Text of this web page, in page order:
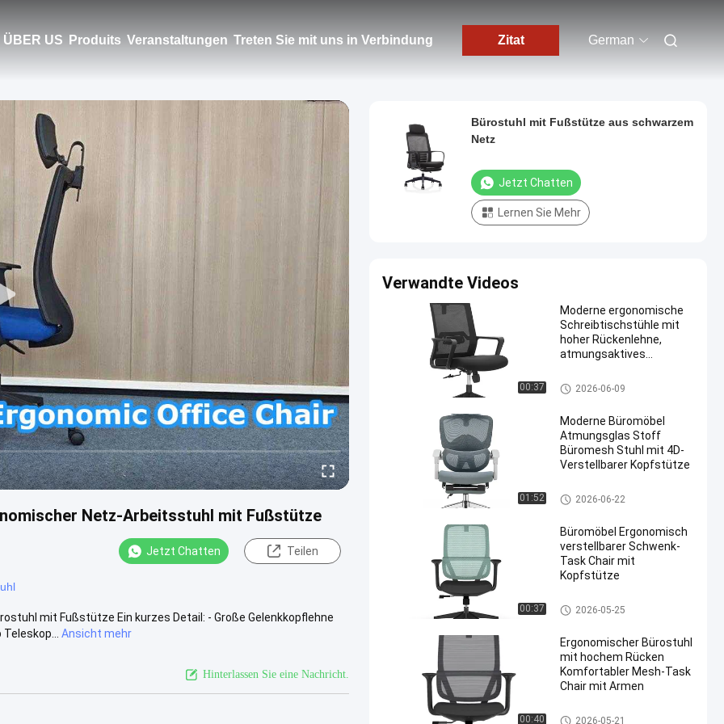
ÜBER US Produits Veranstaltungen Treten Sie mit uns in Verbindung Zitat German
Netz-Arbeitsstuhl mit Fußstütze
Jetzt Chatten Teilen
mit Fußstütze Ein kurzes Detail: - Große Gelenkkopflehne
Ansicht mehr
Hinterlassen Sie eine Nachricht.
Bürostuhl mit Fußstütze aus schwarzem
Netz
Jetzt Chatten
Lernen Sie Mehr
Verwandte Videos
00:37
Moderne ergonomische
Schreibtischstühle mit
hoher Rückenlehne,
atmungsaktives
bequemer
Computerstuhl
Maschenbürostuhl
2026-06-09
01:52
Moderne Büromöbel
Atmungsglas Stoff
Büromesh Stuhl mit 4D-
Verstellbarer Kopfstütze
Maschenbürostuhl
2026-06-22
00:37
Büromöbel Ergonomisch
verstellbarer Schwenk-
Task Chair mit
Kopfstütze
Maschenbürostuhl
2026-05-25
00:40
Ergonomischer Bürostuhl
mit hochem Rücken
Komfortabler Mesh-Task
Chair mit Armen
Maschenbürostuhl
2026-05-21